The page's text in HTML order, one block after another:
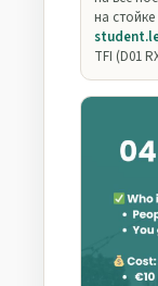
на
TFI (D01